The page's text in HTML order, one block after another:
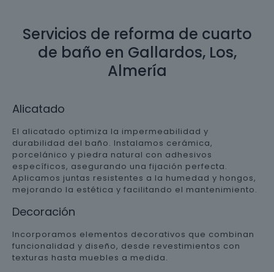
Servicios de reforma de cuarto
de baño en Gallardos, Los,
Almería
Alicatado
El alicatado optimiza la impermeabilidad y
durabilidad del baño. Instalamos cerámica,
porcelánico y piedra natural con adhesivos
específicos, asegurando una fijación perfecta.
Aplicamos juntas resistentes a la humedad y hongos,
mejorando la estética y facilitando el mantenimiento.
Decoración
Incorporamos elementos decorativos que combinan
funcionalidad y diseño, desde revestimientos con
texturas hasta muebles a medida.